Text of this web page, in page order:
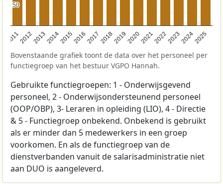
201120122013201420152016201720182019202020212022202320242025
50
50
Bovenstaande grafiek toont de data over het personeel per
functiegroep van het bestuur VGPO Hannah.
Gebruikte functiegroepen: 1 - Onderwijsgevend
personeel, 2 - Onderwijsondersteunend personeel
(OOP/OBP), 3- Leraren in opleiding (LIO), 4 - Directie
& 5 - Functiegroep onbekend. Onbekend is gebruikt
als er minder dan 5 medewerkers in een groep
voorkomen. En als de functiegroep van de
dienstverbanden vanuit de salarisadministratie niet
aan DUO is aangeleverd.